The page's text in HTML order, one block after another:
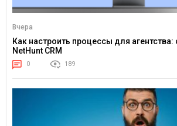
Вчера
Как настроить процессы для агентства:
NetHunt CRM
0 189